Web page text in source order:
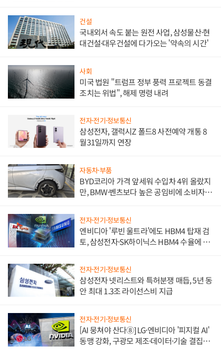
건설
국내외서 속도 붙는 원전 사업, 삼성물산·현
대건설·대우건설에 다가오는 '약속의 시간'
사회
미국 법원 "트럼프 정부 풍력 프로젝트 동결
조치는 위법", 해제 명령 내려
전자·전기·정보통신
삼성전자, 갤럭시Z 폴드8 사전예약 개통 8
월31일까지 연장
자동차·부품
BYD코리아 가격 앞세워 수입차 4위 올랐지
만, BMW·벤츠보다 높은 공임비에 소비자
전자·전기·정보통신
엔비디아 '루빈 울트라'에도 HBM4 탑재 검
토, 삼성전자·SK하이닉스 HBM4 수율에 주
전자·전기·정보통신
삼성전자 넷리스트와 특허분쟁 매듭, 5년 동
안 최대 1.3조 라이선스비 지급
전자·전기·정보통신
[AI 뭉쳐야 산다⑧] LG·엔비디아 '피지컬 AI'
동맹 강화, 구광모 제조·데이터·기술 결집